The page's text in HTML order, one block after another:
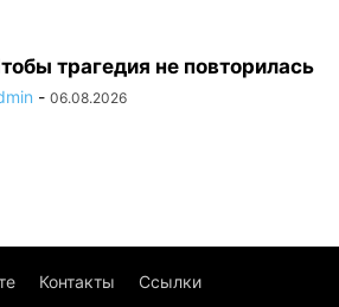
трагедия не повторилась
- 06.08.2026
Контакты Ссылки